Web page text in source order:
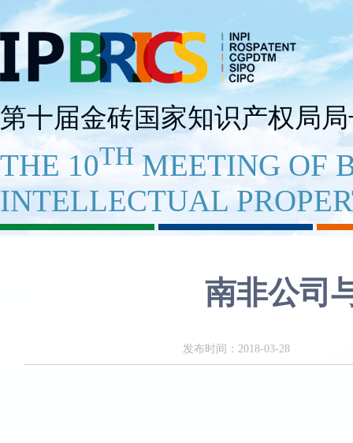
第十届金砖国家知识产权局
THE 10TH MEETING OF
INTELLECTUAL
南非公司
发布时间：2018-03-28